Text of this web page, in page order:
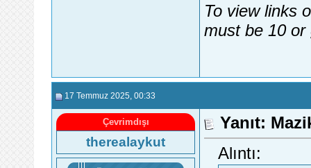
To view links
must be 10 or
17 Temmuz 2025 , 00:33
Çevrimdışı
therealaykut
Yanıt:
Alıntı: